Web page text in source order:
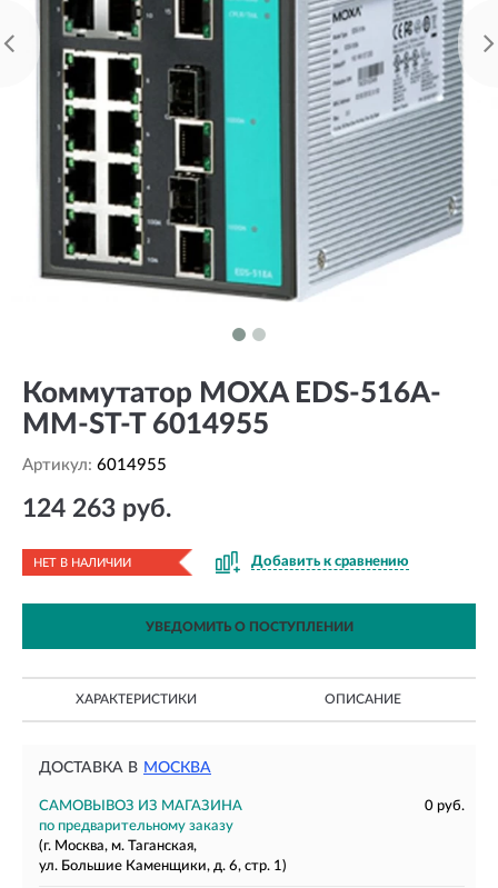
Коммутатор MOXA EDS-516A-
MM-ST-T 6014955
Артикул: 6014955
124 263 руб.
НЕТ В НАЛИЧИИ Добавить к сравнению
УВЕДОМИТЬ О ПОСТУПЛЕНИИ
ХАРАКТЕРИСТИКИ ОПИСАНИЕ
ДОСТАВКА В МОСКВА
САМОВЫВОЗ ИЗ МАГАЗИНА
0 руб.
по предварительному заказу
(г. Москва, м. Таганская,
ул. Большие Каменщики, д. 6, стр. 1)